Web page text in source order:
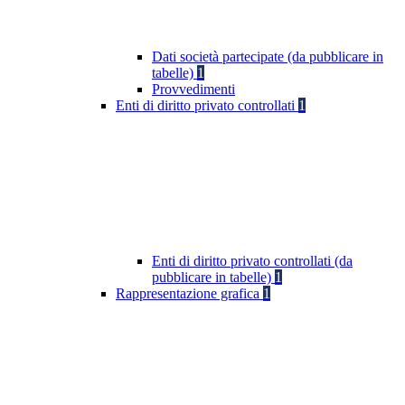
Dati società partecipate (da pubblicare in
tabelle) 1
Provvedimenti
Enti di diritto privato controllati 1
Enti di diritto privato controllati (da
pubblicare in tabelle) 1
Rappresentazione grafica 1